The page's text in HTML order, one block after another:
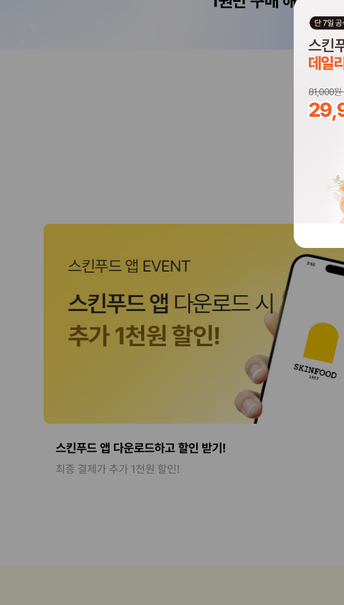
스킨푸드 앱 다운로드하고 할인 받기!
최종 결제가 추가 1천원 할인!